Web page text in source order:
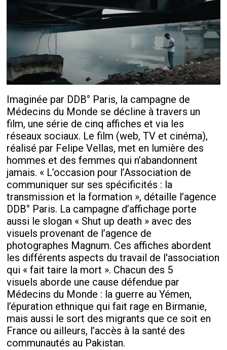
Imaginée par DDB° Paris, la campagne de
Médecins du Monde se décline à travers un
film, une série de cinq affiches et via les
réseaux sociaux. Le film (web, TV et cinéma),
réalisé par Felipe Vellas, met en lumière des
hommes et des femmes qui n’abandonnent
jamais. « L’occasion pour l’Association de
communiquer sur ses spécificités : la
transmission et la formation », détaille l’agence
DDB° Paris. La campagne d’affichage porte
aussi le slogan « Shut up death » avec des
visuels provenant de l’agence de
photographes Magnum. Ces affiches abordent
les différents aspects du travail de l'association
qui « fait taire la mort ». Chacun des 5
visuels aborde une cause défendue par
Médecins du Monde : la guerre au Yémen,
l’épuration ethnique qui fait rage en Birmanie,
mais aussi le sort des migrants que ce soit en
France ou ailleurs, l’accès à la santé des
communautés au Pakistan.